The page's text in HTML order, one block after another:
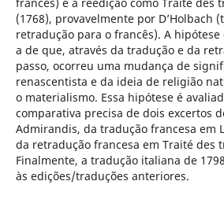
(1768), provavelmente por D’Holbach
retradução para o francês). A
a de que, através da tradução e da
passo, ocorreu uma mudança de
renascentista e da ideia de religião
o materialismo. Essa hipótese é
comparativa precisa de dois excertos
Admirandis, da tradução francesa em
da retradução francesa em Traité des
Finalmente, a tradução italiana de
às edições/traduções anteriores.